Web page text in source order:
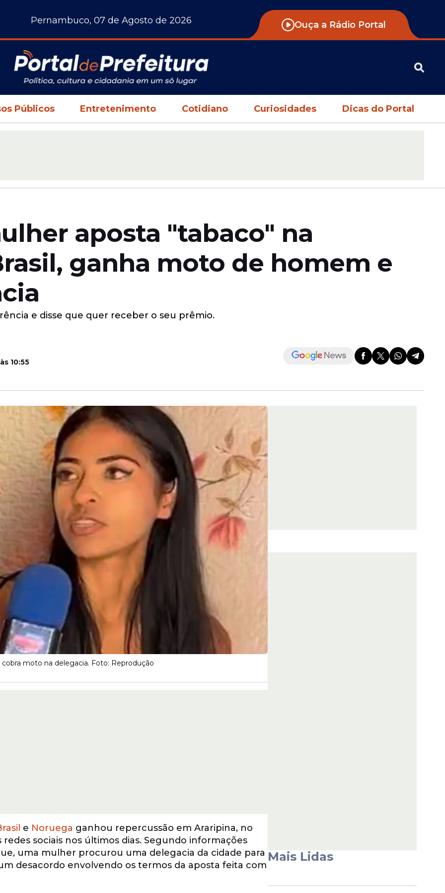
Pernambuco, 07 de Agosto de 2026 Ouça a Rádio Portal
Públicos Entretenimento Cotidiano Curiosidades Dicas do Portal
aposta "tabaco" na
ganha moto de homem e
e disse que quer receber o seu prêmio.
10:55
moto na delegacia. Foto: Reprodução
e Noruega ganhou repercussão em Araripina, no
sociais nos últimos dias. Segundo informações
uma mulher procurou uma delegacia da cidade para
desacordo envolvendo os termos da aposta feita com
Mais Lidas